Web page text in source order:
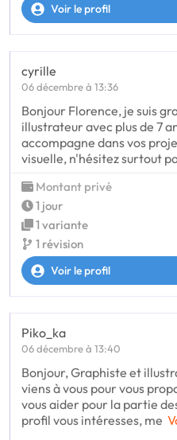
Voir le profil
cyrille
06 décembre à 13:36
Bonjour Florence, je suis
illustrateur avec plus de 7
accompagne dans vos
visuelle, n'hésitez surtout
Montant privé
1 jour
1 variante
1 révision
Voir le profil
Piko_ka
06 décembre à 13:40
Bonjour, Graphiste et
viens à vous pour vous
vous aider pour la partie
profil vous intéresses, me